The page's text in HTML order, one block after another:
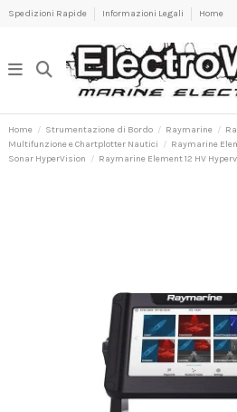
Spedizioni Rapide Informazioni Legali Home
Home Strumentazione di Bordo Raymarine
Multifunzione e Chartplotter Nautici
Raymarine
Sonar HyperVision
Raymarine Element 12 HV